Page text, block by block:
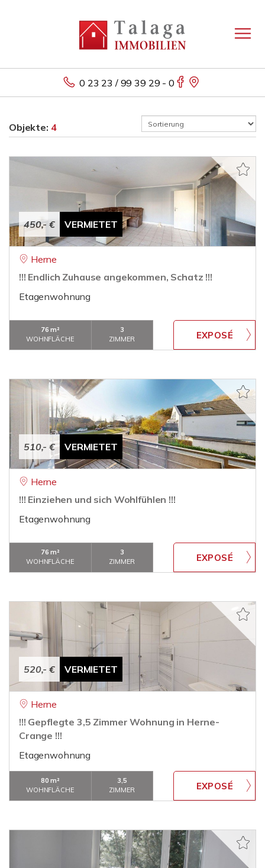
0 23 23 / 99 39 29 - 0
Objekte: 4
450,- € VERMIETET
Herne
!!! Endlich Zuhause angekommen, Schatz !!!
Etagenwohnung
76 m²
WOHNFLÄCHE
3
ZIMMER
510,- € VERMIETET
Herne
!!! Einziehen und sich Wohlfühlen !!!
Etagenwohnung
76 m²
WOHNFLÄCHE
3
ZIMMER
520,- € VERMIETET
Herne
!!! Gepflegte 3,5 Zimmer Wohnung in Herne-
Crange !!!
Etagenwohnung
80 m²
WOHNFLÄCHE
3,5
ZIMMER